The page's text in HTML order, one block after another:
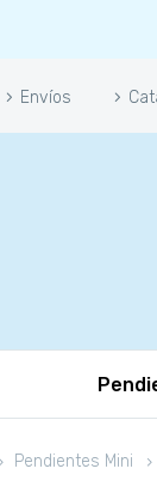
Envíos
Pendientes Mini